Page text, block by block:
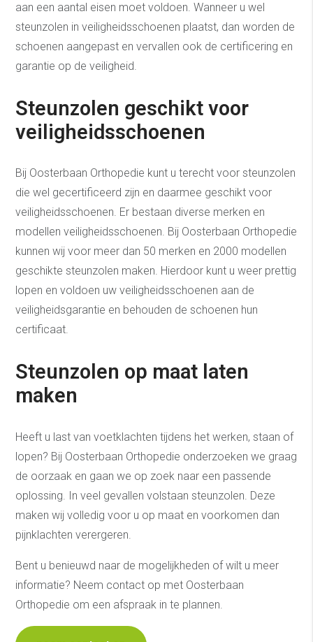
aan een aantal eisen moet voldoen. Wanneer u wel
steunzolen in veiligheidsschoenen plaatst, dan worden de
schoenen aangepast en vervallen ook de certificering en
garantie op de veiligheid.
Steunzolen geschikt voor
veiligheidsschoenen
Bij Oosterbaan Orthopedie kunt u terecht voor steunzolen
die wel gecertificeerd zijn en daarmee geschikt voor
veiligheidsschoenen. Er bestaan diverse merken en
modellen veiligheidsschoenen. Bij Oosterbaan Orthopedie
kunnen wij voor meer dan 50 merken en 2000 modellen
geschikte steunzolen maken. Hierdoor kunt u weer prettig
lopen en voldoen uw veiligheidsschoenen aan de
veiligheidsgarantie en behouden de schoenen hun
certificaat.
Steunzolen op maat laten
maken
Heeft u last van voetklachten tijdens het werken, staan of
lopen? Bij Oosterbaan Orthopedie onderzoeken we graag
de oorzaak en gaan we op zoek naar een passende
oplossing. In veel gevallen volstaan steunzolen. Deze
maken wij volledig voor u op maat en voorkomen dan
pijnklachten verergeren.
Bent u benieuwd naar de mogelijkheden of wilt u meer
informatie? Neem contact op met Oosterbaan
Orthopedie om een afspraak in te plannen.